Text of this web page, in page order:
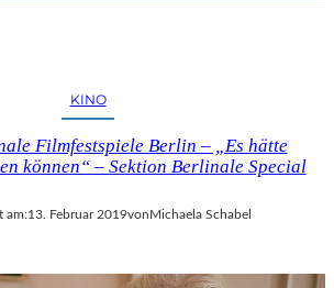
KINO
Filmfestspiele Berlin – „Es hätte
können“ – Sektion Berlinale Special
am:13. Februar 2019von Michaela Schabel